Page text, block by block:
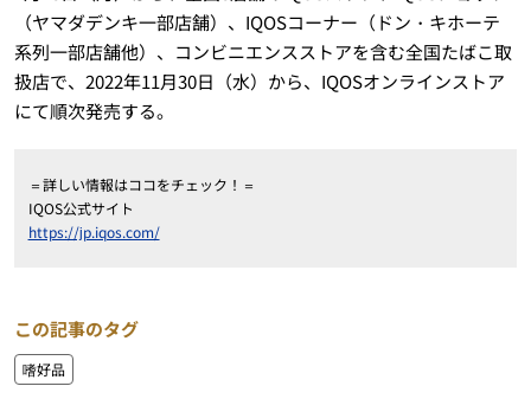
（ヤマダデンキ一部店舗）、IQOSコーナー（ドン・キホーテ
系列一部店舗他）、コンビニエンスストアを含む全国たばこ取
扱店で、2022年11月30日（水）から、IQOSオンラインストア
にて順次発売する。
＝詳しい情報はココをチェック！＝
IQOS公式サイト
https://jp.iqos.com/
この記事のタグ
嗜好品